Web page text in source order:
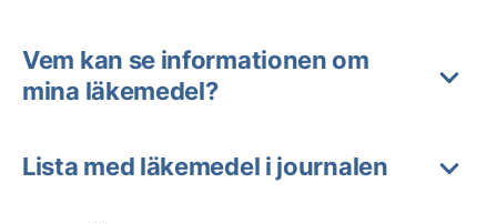
Vem kan se informationen om
mina läkemedel?
Lista med läkemedel i journalen